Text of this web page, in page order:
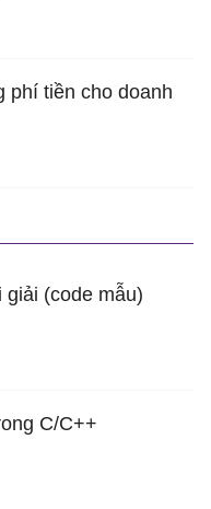
phí tiền cho doanh
(code mẫu)
C/C++